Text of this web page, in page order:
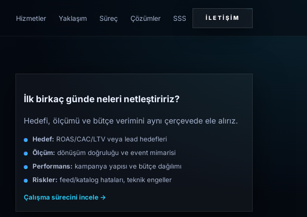
Hizmetler Yaklaşım Süreç Çözümler SSS İLETIŞIM
İlk birkaç günde neleri netleştiririz?
Hedefi, ölçümü ve bütçe verimini aynı çerçevede ele alırız.
Hedef: ROAS/CAC/LTV veya lead hedefleri
Ölçüm: dönüşüm doğruluğu ve event mimarisi
Performans: kampanya yapısı ve bütçe dağılımı
Riskler: feed/katalog hataları, teknik engeller
Çalışma sürecini incele →